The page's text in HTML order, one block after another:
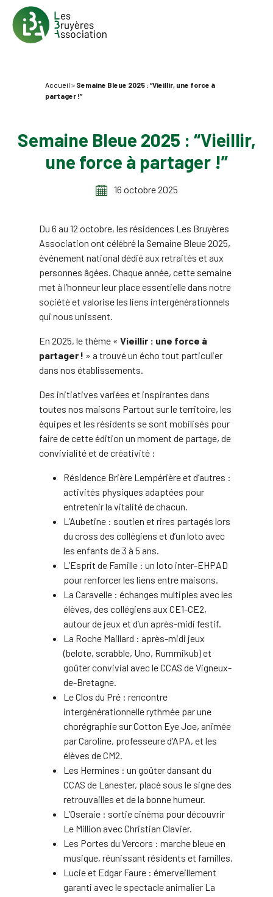
Accueil > Semaine Bleue 2025 : “Vieillir, une force à
partager !”
Semaine Bleue 2025 : “Vieillir,
une force à partager !”
16 octobre 2025
Du 6 au 12 octobre, les résidences Les Bruyères
Association ont célébré la Semaine Bleue 2025,
événement national dédié aux retraités et aux
personnes âgées. Chaque année, cette semaine
met à l’honneur leur place essentielle dans notre
société et valorise les liens intergénérationnels
qui nous unissent.
En 2025, le thème « Vieillir : une force à
partager ! » a trouvé un écho tout particulier
dans nos établissements.
Des initiatives variées et inspirantes dans
toutes nos maisons Partout sur le territoire, les
équipes et les résidents se sont mobilisés pour
faire de cette édition un moment de partage, de
convivialité et de créativité :
Résidence Brière Lempérière et d’autres :
activités physiques adaptées pour
entretenir la vitalité de chacun.
L’Aubetine : soutien et rires partagés lors
du cross des collégiens et d’un loto avec
les enfants de 3 à 5 ans.
L’Esprit de Famille : un loto inter-EHPAD
pour renforcer les liens entre maisons.
La Caravelle : échanges multiples avec les
élèves, des collégiens aux CE1-CE2,
autour de jeux et d’un après-midi festif.
La Roche Maillard : après-midi jeux
(belote, scrabble, Uno, Rummikub) et
goûter convivial avec le CCAS de Vigneux-
de-Bretagne.
Le Clos du Pré : rencontre
intergénérationnelle rythmée par une
chorégraphie sur Cotton Eye Joe, animée
par Caroline, professeure d’APA, et les
élèves de CM2.
Les Hermines : un goûter dansant du
CCAS de Lanester, placé sous le signe des
retrouvailles et de la bonne humeur.
L’Oseraie : sortie cinéma pour découvrir
Le Million avec Christian Clavier.
Les Portes du Vercors : marche bleue en
musique, réunissant résidents et familles.
Lucie et Edgar Faure : émerveillement
garanti avec le spectacle animalier La